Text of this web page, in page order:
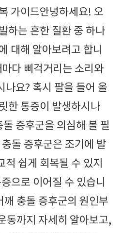
가이드안녕하세요! 오
하는 흔한 질환 중 하나
대해 알아보려고 합니
다 삐걱거리는 소리와
나요? 혹시 팔을 들어 올
한 통증이 발생하시나
증후군을 의심해 볼 필
돌 증후군은 조기에 발
적 쉽게 회복될 수 있지
으로 이어질 수 있습니
깨 충돌 증후군의 원인부
동까지 자세히 알아보고,